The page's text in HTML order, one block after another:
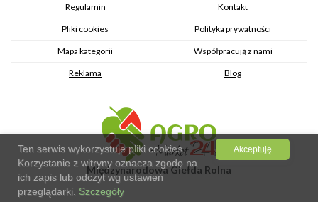
Regulamin Kontakt
Pliki cookies Polityka prywatności
Mapa kategorii Współpracują z nami
Reklama Blog
Międzynarodowa Giełda Rolna
Ten serwis wykorzystuje pliki cookies.
Korzystanie z witryny oznacza zgodę na
ich zapis lub odczyt wg ustawień
przeglądarki. Szczegóły
Akceptuję